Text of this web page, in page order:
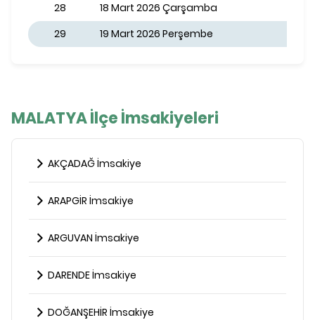
28
18 Mart 2026 Çarşamba
29
19 Mart 2026 Perşembe
MALATYA İlçe İmsakiyeleri
AKÇADAĞ İmsakiye
ARAPGİR İmsakiye
ARGUVAN İmsakiye
DARENDE İmsakiye
DOĞANŞEHİR İmsakiye